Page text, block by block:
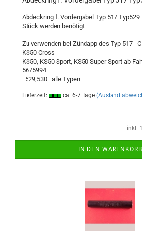
Abdeckring f. Vordergabel Typ 517
Stück werden benötigt
Zu verwenden bei Zündapp des Typ 517
KS50 Cross
KS50, KS50 Sport, KS50 Super Sport ab
5675994
529,530 alle Typen
Lieferzeit: ca. 6-7 Tage (Ausland
inkl.
IN DEN WARENKORB